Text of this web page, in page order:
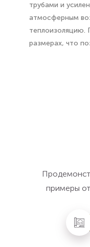
трубами и
атмосферным
теплоизоляцию.
размерах, что
примеры